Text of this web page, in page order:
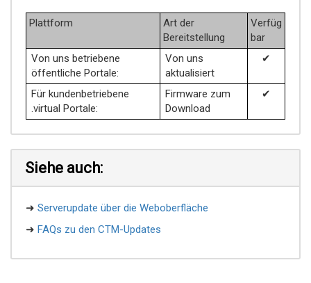
Plattform
Art der
Bereitstellung
Verfüg
bar
Von uns betriebene
öffentliche Portale:
Von uns
aktualisiert
✔
Für kundenbetriebene
.virtual Portale:
Firmware zum
Download
✔
Siehe auch:
➜ Serverupdate über die Weboberfläche
➜ FAQs zu den CTM-Updates